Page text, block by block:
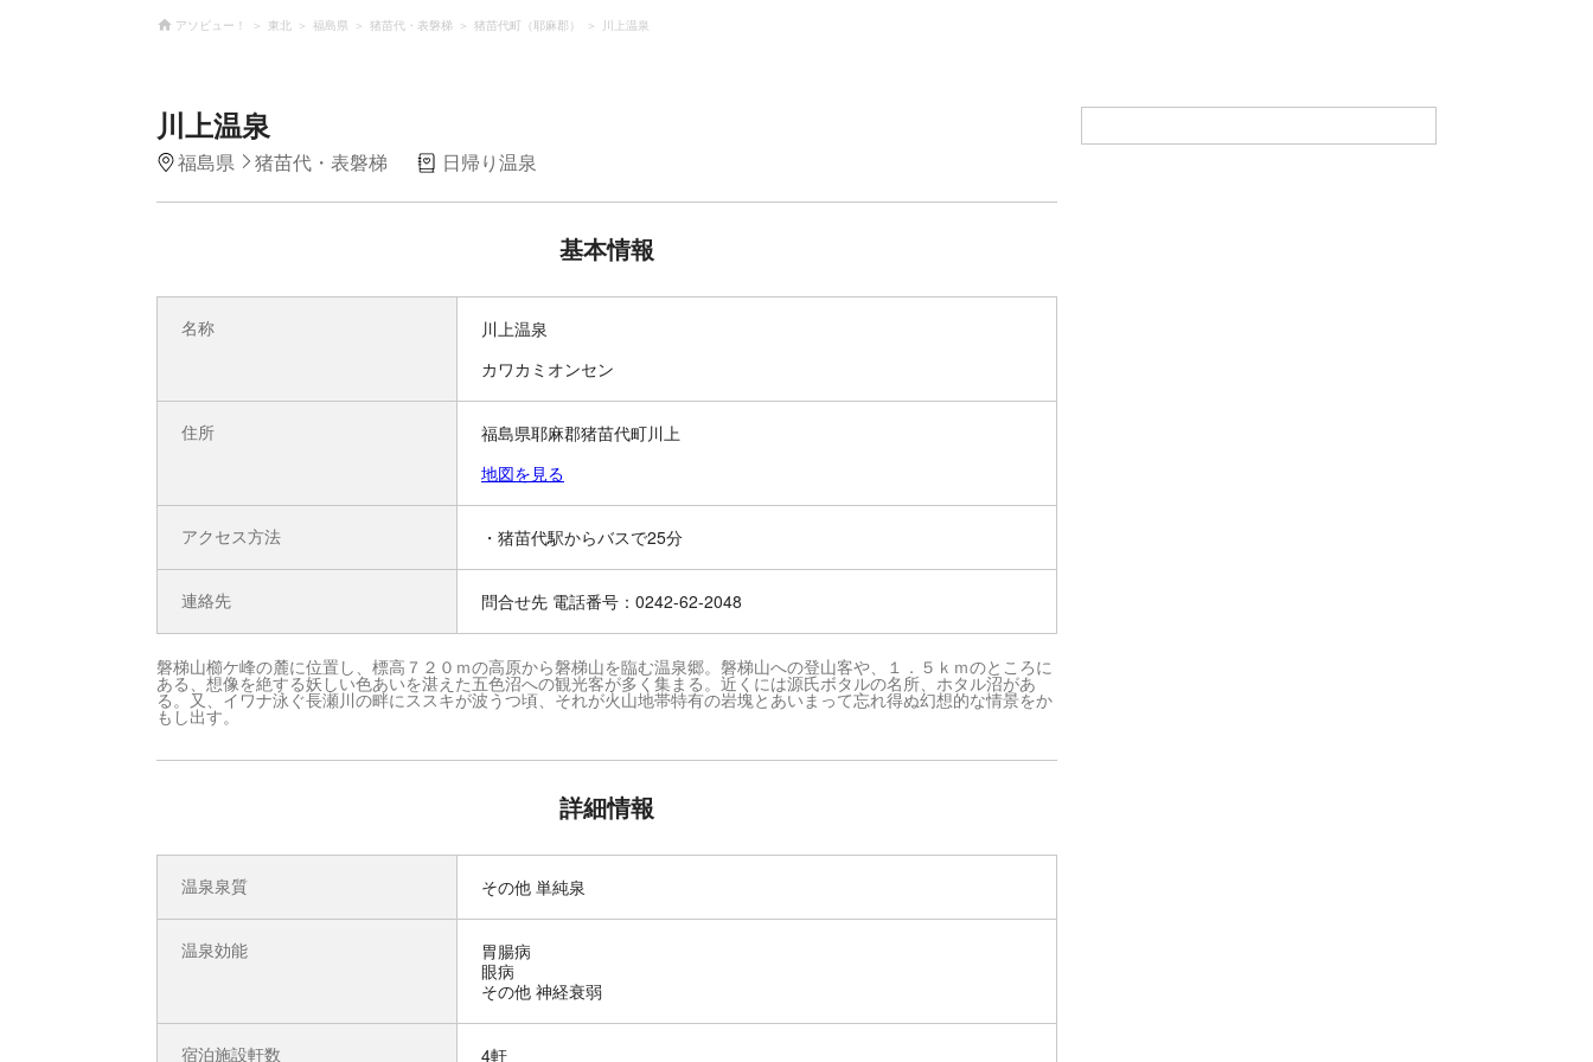
アソビュー！ 東北 福島県 猪苗代・表磐梯 猪苗代町（耶麻郡） 川上温泉
川上温泉
福島県 猪苗代・表磐梯 日帰り温泉
基本情報
名称
川上温泉
カワカミオンセン
住所
福島県耶麻郡猪苗代町川上
地図を見る
アクセス方法 ・猪苗代駅からバスで25分
連絡先 問合せ先 電話番号：0242-62-2048
磐梯山櫛ケ峰の麓に位置し、標高７２０ｍの高原から磐梯山を臨む温泉郷。磐梯山への登山客や、１．５ｋｍのところに
ある、想像を絶する妖しい色あいを湛えた五色沼への観光客が多く集まる。近くには源氏ボタルの名所、ホタル沼があ
る。又、イワナ泳ぐ長瀬川の畔にススキが波うつ頃、それが火山地帯特有の岩塊とあいまって忘れ得ぬ幻想的な情景をか
もし出す。
詳細情報
温泉泉質 その他 単純泉
温泉効能
胃腸病
眼病
その他 神経衰弱
宿泊施設軒数 4軒